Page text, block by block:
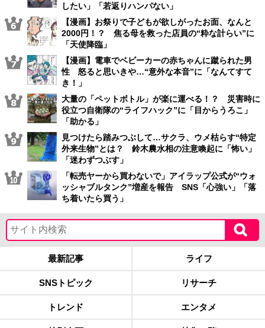
したい」「若返りハンパない」
【漫画】お祭りで子どもが欲しがったお面、なんと
2000円！？ 焦る母を救った店員の“粋な計らい”に
「天使降臨」
【漫画】電車でベビーカーの赤ちゃんに蹴られた男
性 怒ると思いきや…“意外な本音”に「なんてすて
き！」
大量の「ペットボトル」が楽に運べる！？ 災害時に
役立つ自衛隊の“ライフハック”に「目からうろこ」
「助かる」
見つけたら踏みつぶして…サクラ、ウメ枯らす“特定
外来生物”とは？ 鈴木農水相の注意喚起に「怖い」
「迷わずつぶす」
「転売ヤーから買わないで」アイラップ公式が“ウォ
ッシャブルタンク”増産を報告 SNS「心強い」「落
ち着いたら買う」
最新記事 ライフ
SNSトピック リサーチ
トレンド エンタメ